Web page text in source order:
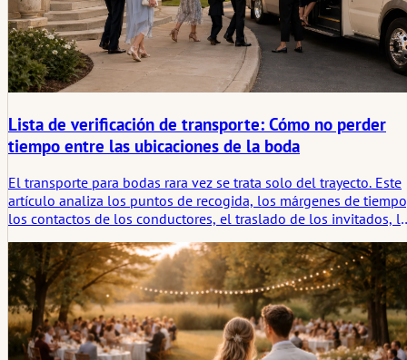
Lista de verificación de transporte: Cómo no perder
tiempo entre las ubicaciones de la boda
El transporte para bodas rara vez se trata solo del trayecto. Este
artículo analiza los puntos de recogida, los márgenes de
los contactos de los conductores, el traslado de los invitados, la
el día organizado, o bien consume tiempo silenciosamente.